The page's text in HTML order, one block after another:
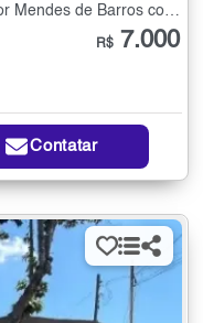
R$ 7.000
Contatar